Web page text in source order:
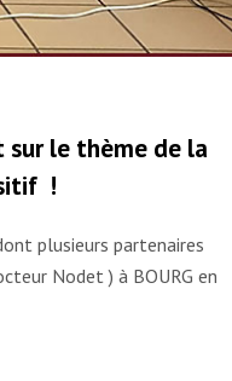
sur le thème de la
!
plusieurs partenaires
Nodet ) à BOURG en